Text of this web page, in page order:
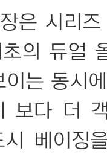
은 시리
의 듀얼
는 동시
보다 더
베이징